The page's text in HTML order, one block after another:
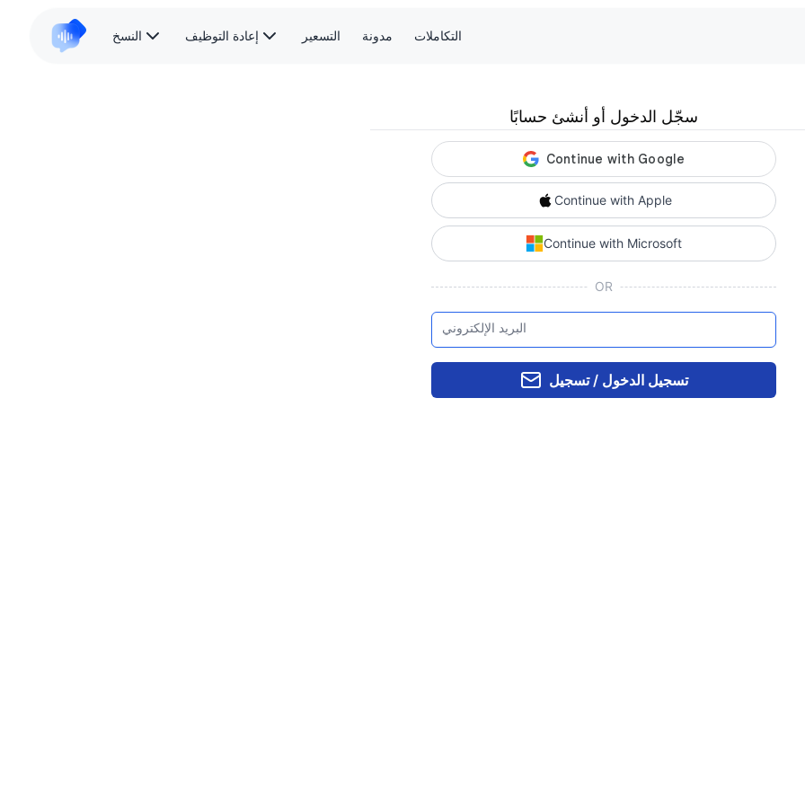
النسخ إعادة التوظيف التسعير مدونة التكاملات
سجّل الدخول أو أنشئ حسابًا
Continue with Apple
Continue with Microsoft
OR
البريد الإلكتروني
تسجيل الدخول / تسجيل